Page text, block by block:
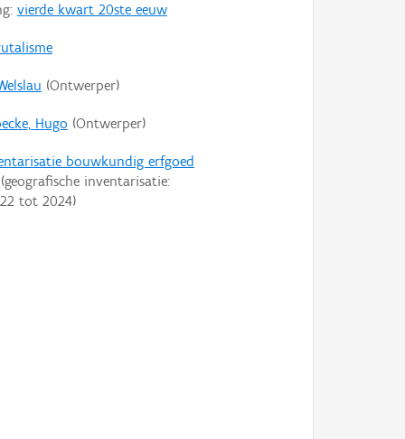
vierde kwart 20ste eeuw
(Ontwerper)
Hugo (Ontwerper)
bouwkundig erfgoed
inventarisatie:
tot 2024)